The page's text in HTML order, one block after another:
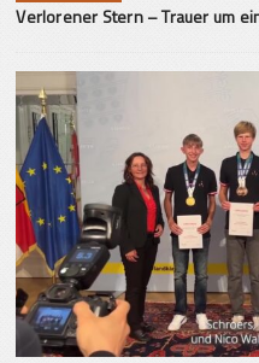
Verlorener Stern – Trauer um